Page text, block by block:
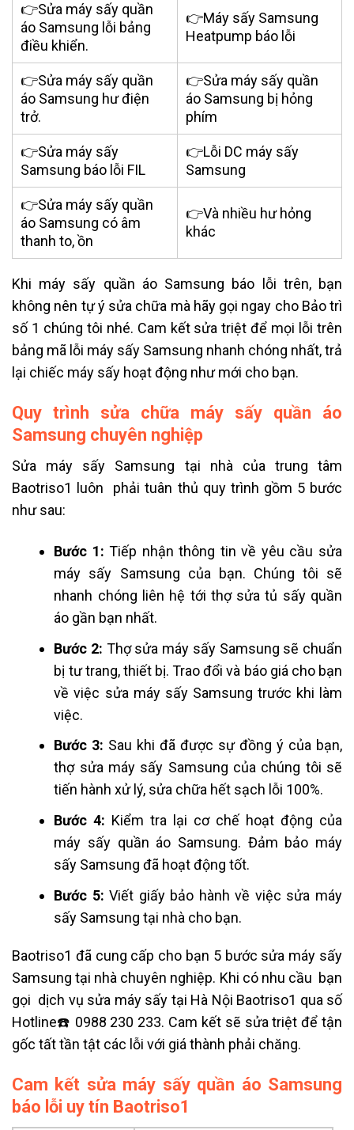
👉Sửa máy sấy quần
áo Samsung lỗi bảng
điều khiển.
👉Máy sấy Samsung
Heatpump báo lỗi
👉Sửa máy sấy quần
áo Samsung hư điện
trở.
👉Sửa máy sấy quần
áo Samsung bị hỏng
phím
👉Sửa máy sấy
Samsung báo lỗi FIL
👉Lỗi DC máy sấy
Samsung
👉Sửa máy sấy quần
áo Samsung có âm
thanh to, ồn
👉Và nhiều hư hỏng
khác
Khi máy sấy quần áo Samsung báo lỗi trên, bạn
không nên tự ý sửa chữa mà hãy gọi ngay cho Bảo trì
số 1 chúng tôi nhé. Cam kết sửa triệt để mọi lỗi trên
bảng mã lỗi máy sấy Samsung nhanh chóng nhất, trả
lại chiếc máy sấy hoạt động như mới cho bạn.
Quy trình sửa chữa máy sấy quần áo
Samsung chuyên nghiệp
Sửa máy sấy Samsung tại nhà của trung tâm
Baotriso1 luôn phải tuân thủ quy trình gồm 5 bước
như sau:
Bước 1:Tiếp nhận thông tin về yêu cầu sửa
máy sấy Samsung của bạn. Chúng tôi sẽ
nhanh chóng liên hệ tới thợ sửa tủ sấy quần
áo gần bạn nhất.
Bước 2: Thợ sửa máy sấy Samsung sẽ chuẩn
bị tư trang, thiết bị. Trao đổi và báo giá cho bạn
về việc sửa máy sấy Samsung trước khi làm
việc.
Bước 3: Sau khi đã được sự đồng ý của bạn,
thợ sửa máy sấy Samsung của chúng tôi sẽ
tiến hành xử lý, sửa chữa hết sạch lỗi 100%.
Bước 4: Kiểm tra lại cơ chế hoạt động của
máy sấy quần áo Samsung. Đảm bảo máy
sấy Samsung đã hoạt động tốt.
Bước 5:Viết giấy bảo hành về việc sửa máy
sấy Samsung tại nhà cho bạn.
Baotriso1 đã cung cấp cho bạn 5 bước sửa máy sấy
Samsung tại nhà chuyên nghiệp. Khi có nhu cầu bạn
gọi dịch vụ sửa máy sấy tại Hà Nội Baotriso1 qua số
Hotline☎️ 0988 230 233. Cam kết sẽ sửa triệt để tận
gốc tất tần tật các lỗi với giá thành phải chăng.
Cam kết sửa máy sấy quần áo Samsung
báo lỗi uy tín Baotriso1